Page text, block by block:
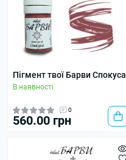
Пігмент твої Барви Спокуса
В наявності
0
560.00 грн